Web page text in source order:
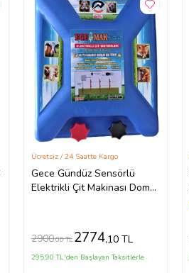
Gece Gündüz Sensörlü
Elektrikli Çit Makinası Domuz
Ücretsiz / 24 Saatte Kargo
2900,00 TL 2774,10 TL
295,90 TL'den Başlayan Taksitlerle